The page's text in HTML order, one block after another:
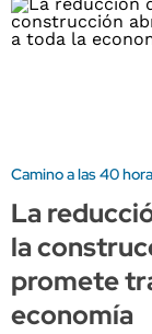
Camino a las 40
La
la
promete
economía